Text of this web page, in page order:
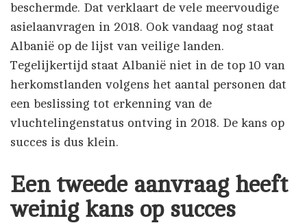
beschermde. Dat verklaart de vele meervoudige
asielaanvragen in 2018. Ook vandaag nog staat
Albanië op de lijst van veilige landen.
Tegelijkertijd staat Albanië niet in de top 10 van
herkomstlanden volgens het aantal personen dat
een beslissing tot erkenning van de
vluchtelingenstatus ontving in 2018. De kans op
succes is dus klein.
Een tweede aanvraag heeft
weinig kans op succes